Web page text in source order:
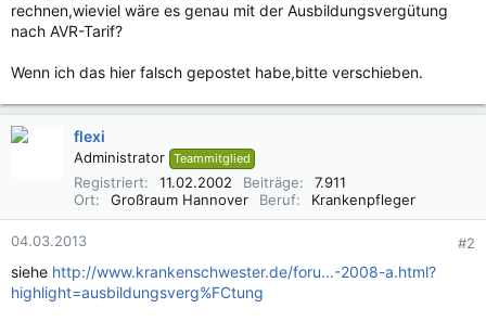
rechnen,wieviel wäre es genau mit der Ausbildungsvergütung
nach AVR-Tarif?
Wenn ich das hier falsch gepostet habe,bitte verschieben.
flexi
Administrator Teammitglied
Registriert 11.02.2002 Beiträge
7.911
Ort
Großraum Hannover Beruf Krankenpfleger
04.03.2013 #2
siehe http://www.krankenschwester.de/foru...-2008-a.html?
highlight=ausbildungsverg%FCtung